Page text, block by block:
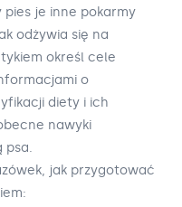
pies je inne pokarmy
odżywia się na
określ cele
o
diety i ich
nawyki
psa.
jak przygotować